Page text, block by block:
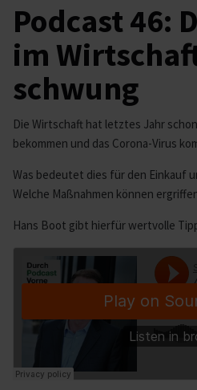
Podcast 46:
im
schwung
Die Wirtschaft hat letztes Jahr
bekommen und das Corona-Virus
Was bedeutet dies für den Einkauf
Welche Maßnahmen können
Hans Boot gibt hierfür wertvolle